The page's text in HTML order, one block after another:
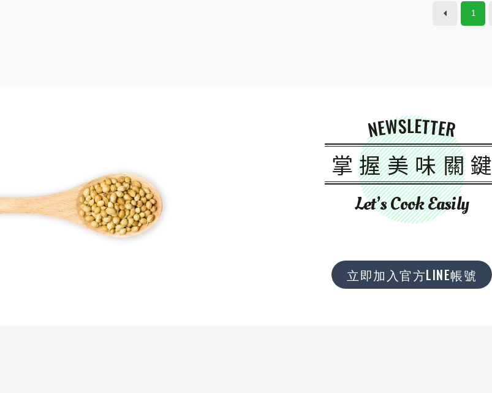
1
NEWSLETTER
掌握美味關鍵
Let’s Cook Easily
立即加入官方LINE帳號